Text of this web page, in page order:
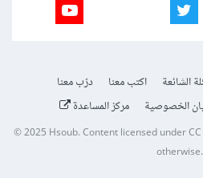
الشائعة اكتب معنا
درّب معنا
الخصوصية مركز المساعدة
© 2025Hsoub.Content licensed under
otherwise.